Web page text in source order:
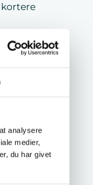
analysere
medier,
du har givet